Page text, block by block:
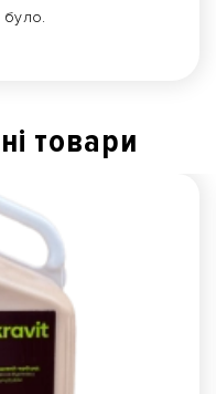
було.
товари